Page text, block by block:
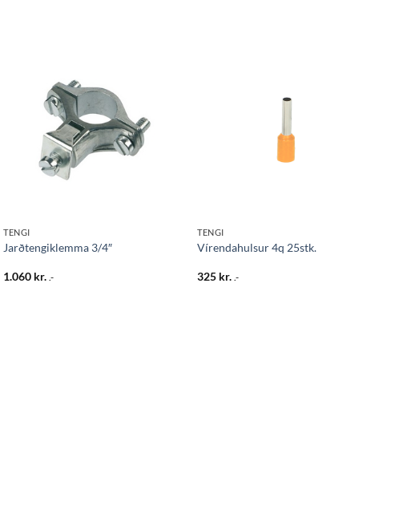
TENGI
Jarðtengiklemma 3/4″
1.060 kr. .-
TENGI
Vírendahulsur 4q 25stk.
325 kr. .-